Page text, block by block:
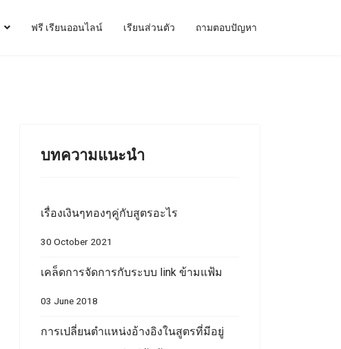
ฟรี เรียนออนไลน์ เรียนส่วนตัว ถามตอบปัญหา
บทความแนะนำ
เรื่องเงินๆทองๆคู่กับสูตรอะไร
30 October 2021
เคล็ดการจัดการกับระบบ link ข้ามแฟ้ม
03 June 2018
การเปลี่ยนตำแหน่งอ้างอิงในสูตรที่มีอยู่